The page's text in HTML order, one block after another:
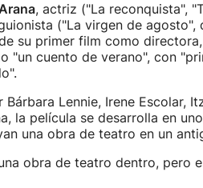
, actriz ("La reconquista",
("La virgen de agosto",
su primer film como directora,
"un cuento de verano", con
Lennie, Irene Escolar,
la película se desarrolla en
una obra de teatro en un
obra de teatro dentro, pero